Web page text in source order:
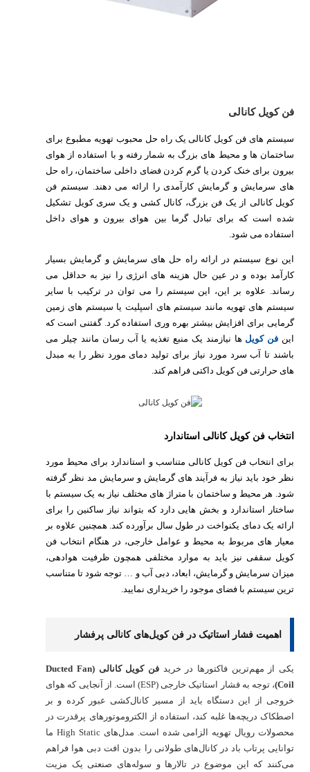
فن کویل کانالی
سیستم های فن کویل کانالی یک راه حل محبوب تهویه مطبوع برای
ساختمان ها و محیط های بزرگ به شمار رفته و با استفاده از هوای
بیرون برای خنک کردن یا گرم کردن فضای داخلی ساختمان، راه حل
های سرمایش و گرمایش کارآمدی را ارائه می دهند. سیستم فن
کویل کانالی از یک فن بزرگ، کانال کشی و یک سری کویل تشکیل
شده است که برای تبادل گرما بین هوای بیرون و هوای داخل
استفاده می شود.
این نوع سیستم در ارائه راه حل های سرمایش و گرمایش بسیار
کارآمد بوده و در عین حال هزینه های انرژی را نیز به حداقل می
رساند. علاوه بر این، این سیستم را می توان در ترکیب با سایر
سیستم های تهویه مانند سیستم های اسپلیت یا سیستم های زمین
گرمایی برای افزایش بیشتر بهره وری استفاده کرد. گفتنی است که
این فن کویل ها نیازمند یک منبع تغذیه یا آب رسان مانند چیلر می
باشند تا آب سرد مورد نیاز برای تولید دمای مورد نظر را به مبدل
های حرارتی فن کویل داکتی فراهم کند.
انتخاب فن کویل کانالی استاندارد
برای انتخاب فن کویل کانالی متناسب و استاندارد برای محیط مورد
نظر خود باید نیاز به فرآیند های گرمایش و سرمایش مد نظر گرفته
شود. هر محیط و ساختمان با متراژ های مختلف نیاز به یک سیستم با
ساختار استاندارد و بخش هایی دارد که بتواند نیاز ساکنین را برای
ارائه یک دمای یکنواخت در طول سال برآورده کند. همچنین علاوه بر
معیار های مربوط به محیط و عوامل خارجی، در هنگام انتخاب فن
کویل سقفی نیز باید به موارد مختلفی همچون ظرفیت هوادهی،
میزان سرمایش و گرمایش، ابعاد، دبی آب و … توجه شود تا متناسب
ترین سیستم با فضای موجود را خریداری نمایید.
اهمیت فشار استاتیک در فن کویل‌های کانالی پرفشار
یکی از مهم‌ترین فاکتورها در خرید
فن کویل کانالی (Ducted Fan
Coil)
، توجه به فشار استاتیک خارجی (ESP) است. از آنجایی که هوای
خروجی از این دستگاه باید از مسیر کانال‌کشی عبور کرده و بر
اصطکاک دریچه‌ها غلبه کند، استفاده از الکتروموتورهای پرقدرت در
محصولات رویال تهویه الزامی شده است. مدل‌های High Static ما
توانایی پرتاب باد در کانال‌های طولانی را بدون افت دبی هوا فراهم
می‌کنند که این موضوع در تالارها و سوله‌های صنعتی یک مزیت